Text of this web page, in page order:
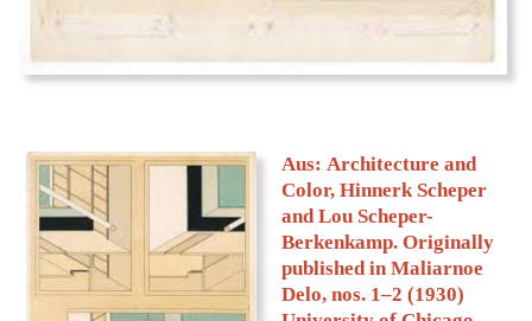
ou Scheper-Berkenkamp, Farbschema der
Staatsbibliothek Berlin, ihr letztes Werk. Source:
wikipedia